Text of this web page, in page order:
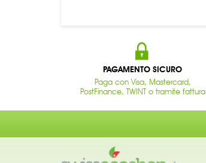
PAGAMENTO SICURO
Paga con Visa, Mastercard,
PostFinance, TWINT o tramite fattura